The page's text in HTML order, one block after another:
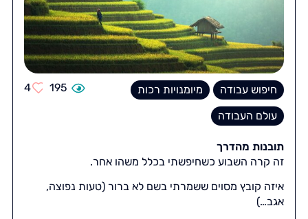
חיפוש עבודה
מיומנויות רכות
עולם העבודה
195
4
תובנות מהדרך
זה קרה השבוע כשחיפשתי בכלל משהו אחר.
איזה קובץ מסוים ששמרתי בשם לא ברור (טעות נפוצה,
אגב…)